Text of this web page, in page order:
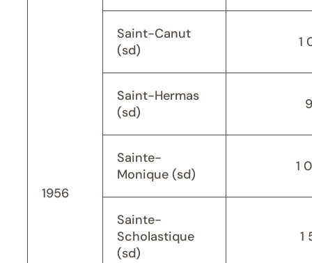
1956
Saint-Canut
(sd)
1
Saint-Hermas
(sd)
Sainte-
Monique (sd)
1
Sainte-
Scholastique
(sd)
1